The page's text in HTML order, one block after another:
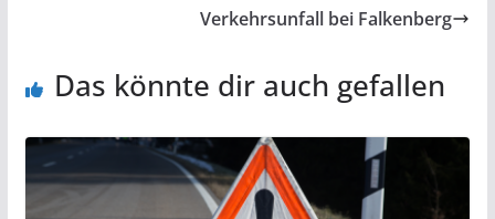
Verkehrsunfall bei Falkenberg
Das könnte dir auch gefallen